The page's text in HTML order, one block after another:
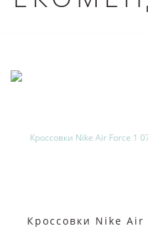
Кроссовки Nike Air